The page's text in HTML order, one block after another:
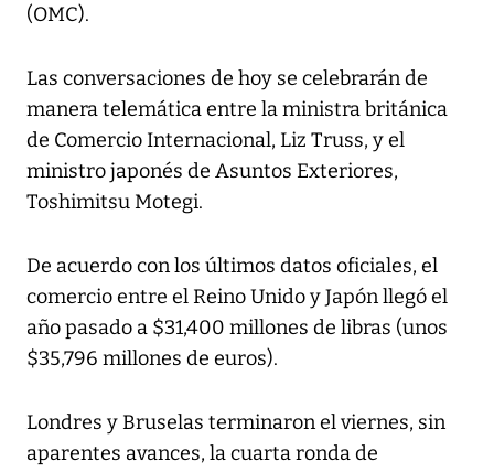
(OMC).
Las conversaciones de hoy se celebrarán de
manera telemática entre la ministra británica
de Comercio Internacional, Liz Truss, y el
ministro japonés de Asuntos Exteriores,
Toshimitsu Motegi.
De acuerdo con los últimos datos oficiales, el
comercio entre el Reino Unido y Japón llegó el
año pasado a $31,400 millones de libras (unos
$35,796 millones de euros).
Londres y Bruselas terminaron el viernes, sin
aparentes avances, la cuarta ronda de